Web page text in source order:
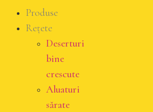
Produse
Rețete
Deserturi
bine
crescute
Aluaturi
sărate